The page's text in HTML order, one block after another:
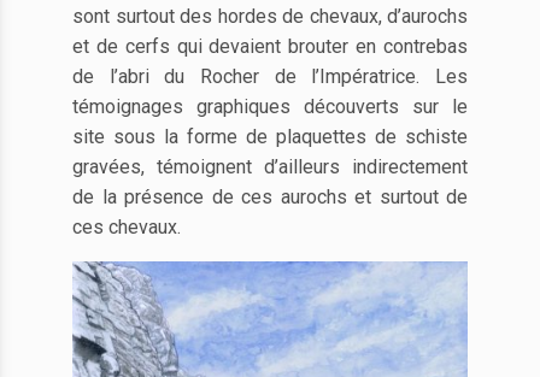
sont surtout des hordes de chevaux, d’aurochs
et de cerfs qui devaient brouter en contrebas
de l’abri du Rocher de l’Impératrice. Les
témoignages graphiques découverts sur le
site sous la forme de plaquettes de schiste
gravées, témoignent d’ailleurs indirectement
de la présence de ces aurochs et surtout de
ces chevaux.